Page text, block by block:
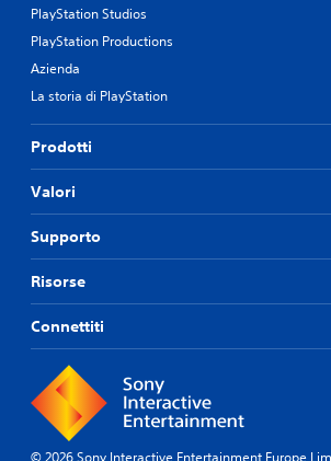
PlayStation Studios
PlayStation Productions
Azienda
La storia di PlayStation
Prodotti
Valori
Supporto
Risorse
Connettiti
© 2026 Sony Interactive Entertainment Europe